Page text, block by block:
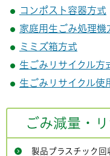
コンポスト容器方式
家庭用生ごみ処理機
ミミズ箱方式
生ごみリサイクル方
生ごみリサイクル使
ごみ減量・
製品プラスチック回